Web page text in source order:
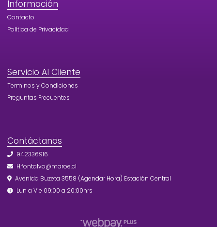
Información
Contacto
Política de Privacidad
Servicio Al Cliente
Terminos y Condiciones
Preguntas Frecuentes
Contáctanos
942336916
H.fontalvo@maroe.cl
Avenida Buzeta 3558 (Agendar Hora) Estación Central
Lun a Vie 09:00 a 20:00hrs